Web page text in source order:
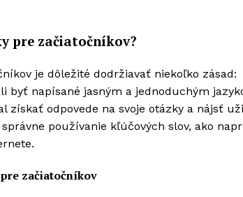
pre začiatočníkov?
je dôležité dodržiavať niekoľko zásad:
byť napísané jasným a jednoduchým
získať odpovede na svoje otázky a nájsť
používanie kľúčových slov, ako
začiatočníkov